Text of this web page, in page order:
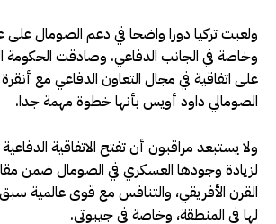
ولعبت تركيا دورا واضحا في دعم الصومال
وخاصة في الجانب الدفاعي. وصادقت الحكومة
على اتفاقية في مجال التعاون الدفاعي مع
الصومالي داود أويس بأنها خطوة مهمة جدا.
ولا يستبعد مراقبون أن تفتح الاتفاقية
لزيادة وجودها العسكري في الصومال ضمن
القرن الأفريقي، والتنافس مع قوى عالمية
لها في المنطقة، وخاصة في جيبوتي.